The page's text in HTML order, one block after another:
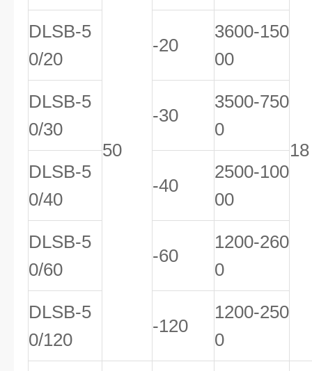
50 18
DLSB-5
0/20
-20
3600-150
00
DLSB-5
0/30
-30
3500-750
0
DLSB-5
0/40
-40
2500-100
00
DLSB-5
0/60
-60
1200-260
0
DLSB-5
0/120
-120
1200-250
0